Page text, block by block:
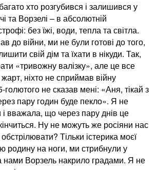
хто розгубився і залишився у
та Ворзелі – в абсолютній
без їжі, води, тепла та світла.
до війни, ми не були готові до того,
свій дім та їхати в нікуди. Так,
«тривожну валізку», але це все
ніхто не сприймав війну
голютого не сказав мені: «Аня, тікай з
пару годин буде пекло». Я не
і вважала, що через пару днів це
Ну не можуть же росіяни нас
Тільки істерика моєї
родину на ноги, ми стрибнули у
нами Ворзель накрило градами. Я не